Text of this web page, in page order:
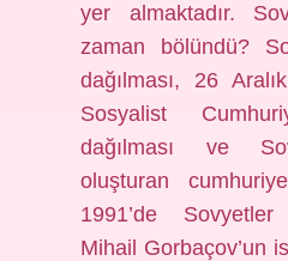
yer almaktadır.
zaman bölündü?
dağılması, 26
Sosyalist
dağılması ve
oluşturan
1991’de
Mihail Gorbaçov’un